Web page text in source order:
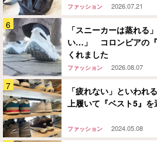
ファッション 2026.07.21
「スニーカーは蒸れる
い…」 コロンビアの『
くれました
ファッション 2026.08.07
「疲れない」といわ
上履いて『ベスト5』
ファッション 2024.05.08